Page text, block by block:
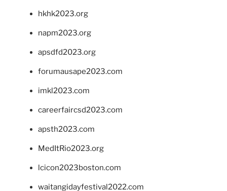
hkhk2023.org
napm2023.org
apsdfd2023.org
forumausape2023.com
imkl2023.com
careerfaircsd2023.com
apsth2023.com
MedItRio2023.org
lcicon2023boston.com
waitangidayfestival2022.com